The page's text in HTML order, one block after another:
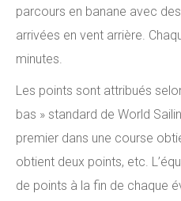
parcours en banane avec
arrivées en vent arrière.
minutes.
Les points sont attribués
bas » standard de World
premier dans une course
obtient deux points, etc.
de points à la fin de chaque